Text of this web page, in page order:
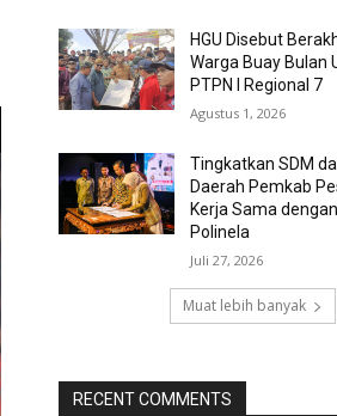
HGU Disebut
Warga Buay Bulan
PTPN I Regional 7
Agustus 1, 2026
Tingkatkan SDM
Daerah Pemkab
Kerja Sama
Polinela
Juli 27, 2026
Muat lebih banyak
RECENT COMMENTS